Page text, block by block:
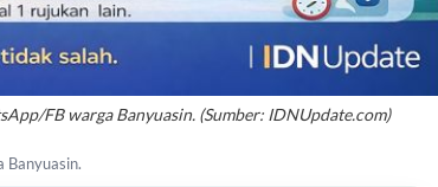
FB warga Banyuasin. (Sumber: IDNUpdate.com)
Banyuasin.